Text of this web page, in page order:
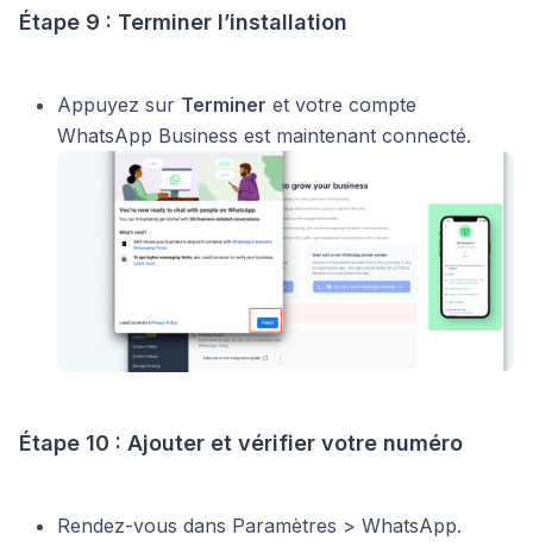
Étape 9 : Terminer l’installation
Appuyez sur Terminer et votre compte
WhatsApp Business est maintenant connecté.
Étape 10 : Ajouter et vérifier votre numéro
Rendez-vous dans Paramètres > WhatsApp.